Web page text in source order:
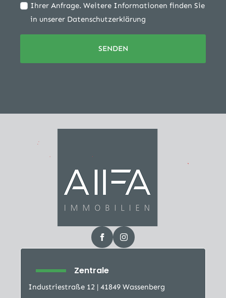
Ihrer Anfrage. Weitere Informationen finden Sie
in unserer Datenschutzerklärung
SENDEN
Zentrale
Industriestraße 12 | 41849 Wassenberg